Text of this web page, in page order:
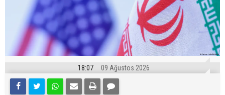
18:07 09 Ağustos 2026